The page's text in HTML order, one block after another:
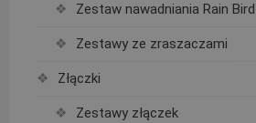
Zestaw nawadniania Rain Bird
Zestawy ze zraszaczami
Złączki
Zestawy złączek